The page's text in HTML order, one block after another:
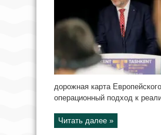
дорожная карта
операционный подход к
Читать далее »